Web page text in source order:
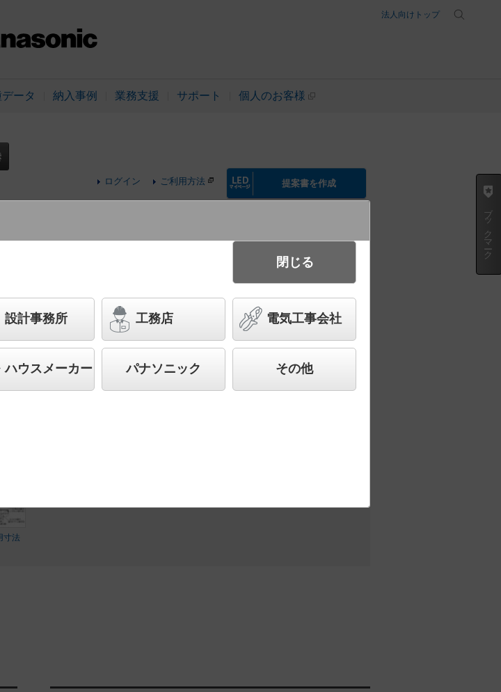
法人向けトップ
ータ 納入事例 業務支援 サポート 個人のお客様
ログイン ご利用方法 提案書を作成
・据置取付型 LED（昼白色） 小型投光器・スポットライト・モー
10ビーム角115度・広角タイプ配光 防雨型 パネル付型 水銀灯
具相当／CDM-TD70形1灯器具相当
品※（長寿命・省電力のLEDを主照明にした、高品質、快適性、先進性を備えた商
寸法
ブックマーク
設計事務所 工務店 電気工事会社
ハウスメーカー パナソニック その他
閉じる